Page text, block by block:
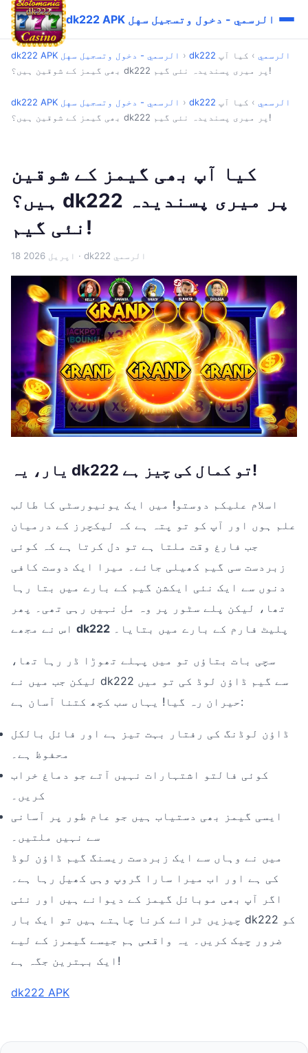
dk222 APK الرسمي - دخول وتسجيل سهل
dk222 APK الرسمي - دخول وتسجيل سهل › dk222 الرسمي › کیا آپ
بھی گیمز کے شوقین ہیں؟ dk222 پر میری پسندیدہ نئی گیم!
dk222 APK الرسمي - دخول وتسجيل سهل › dk222 الرسمي › کیا آپ
بھی گیمز کے شوقین ہیں؟ dk222 پر میری پسندیدہ نئی گیم!
کیا آپ بھی گیمز کے شوقین
ہیں؟ dk222 پر میری پسندیدہ
نئی گیم!
18 اپریل 2026 · dk222 الرسمي
یار، یہ dk222 تو کمال کی چیز ہے!
اسلام علیکم دوستو! میں ایک یونیورسٹی کا طالب
علم ہوں اور آپ کو تو پتہ ہے کہ لیکچرز کے درمیان
جب فارغ وقت ملتا ہے تو دل کرتا ہے کہ کوئی
زبردست سی گیم کھیلی جائے۔ میرا ایک دوست کافی
دنوں سے ایک نئی ایکشن گیم کے بارے میں بتا رہا
تھا، لیکن پلے سٹور پر وہ مل نہیں رہی تھی۔ پھر
dk222 پلیٹ فارم کے بارے میں بتایا۔
سچی بات بتاؤں تو میں پہلے تھوڑا ڈر رہا تھا،
لیکن جب میں نے dk222 سے گیم ڈاؤن لوڈ کی تو میں
حیران رہ گیا! یہاں سب کچھ کتنا آسان ہے:
ڈاؤن لوڈنگ کی رفتار بہت تیز ہے اور فائل بالکل
محفوظ ہے۔
کوئی فالتو اشتہارات نہیں آتے جو دماغ خراب
کریں۔
ایسی گیمز بھی دستیاب ہیں جو عام طور پر آسانی
سے نہیں ملتیں۔
میں نے وہاں سے ایک زبردست ریسنگ گیم ڈاؤن لوڈ
کی ہے اور اب میرا سارا گروپ وہی کھیل رہا ہے۔
اگر آپ بھی موبائل گیمز کے دیوانے ہیں اور نئی
چیزیں ٹرائے کرنا چاہتے ہیں تو ایک بار dk222 کو
ضرور چیک کریں۔ یہ واقعی ہم جیسے گیمرز کے لیے
ایک بہترین جگہ ہے!
dk222 APK